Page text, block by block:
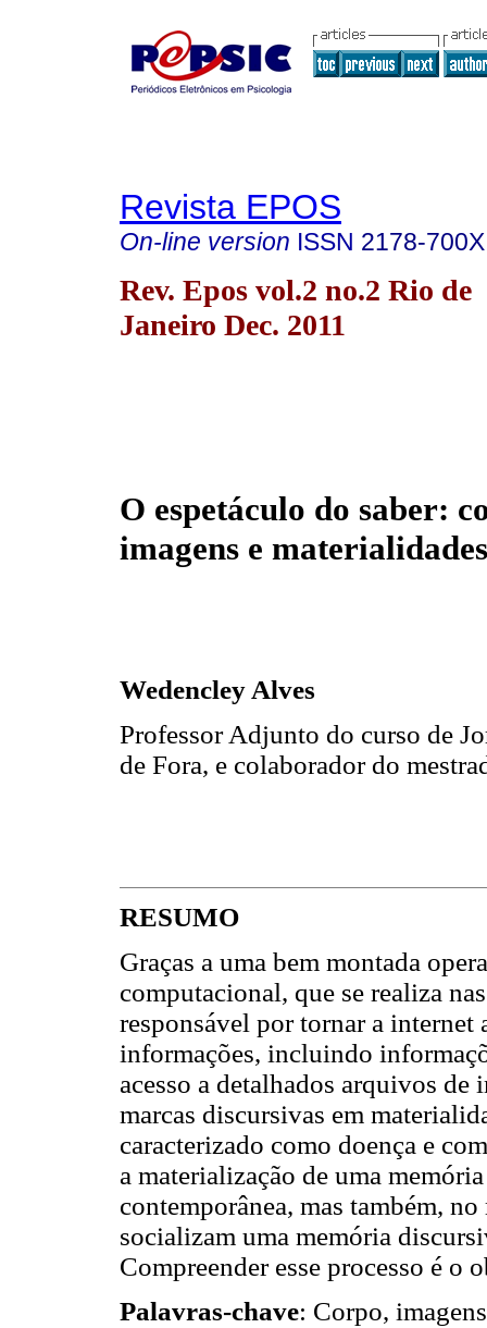
Revista EPOS
On-line version ISSN 2178-700X
Rev. Epos vol.2 no.2 Rio de
Janeiro Dec. 2011
O espetáculo do saber:
imagens e
Wedencley Alves
Professor Adjunto do curso de
de Fora, e colaborador do
RESUMO
Graças a uma bem montada
computacional, que se realiza
responsável por tornar a internet
informações, incluindo
acesso a detalhados arquivos de
marcas discursivas em
caracterizado como doença e
a materialização de uma
contemporânea, mas também,
socializam uma memória
Compreender esse processo é o
Palavras-chave: Corpo,